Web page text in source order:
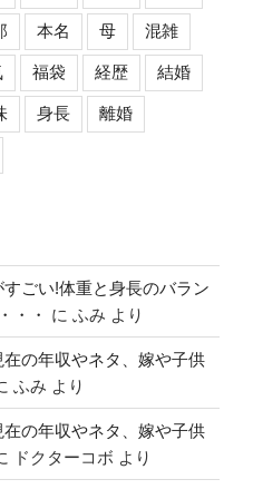
本名 母 混雑
福袋 経歴 結婚
身長 離婚
ごい!体重と身長のバラン
・・
に ふみ より
の年収やネタ、嫁や子供
ふみ より
の年収やネタ、嫁や子供
ドクターコボ より